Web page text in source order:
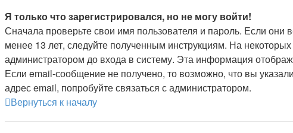
Я только что зарегистрировался, но не могу войти!
Сначала проверьте свои имя пользователя и пароль. Если
менее 13 лет, следуйте полученным инструкциям. На
администратором до входа в систему. Эта информация
Если email-сообщение не получено, то возможно, что вы
адрес email, попробуйте связаться с администратором.
Вернуться к началу